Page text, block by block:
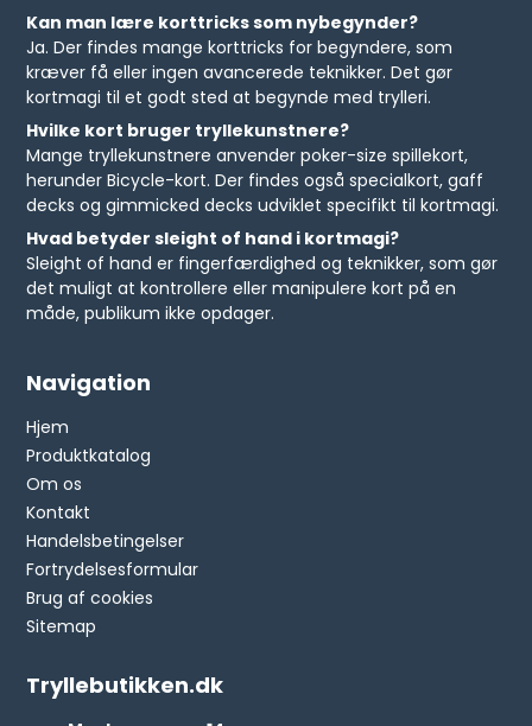
Kan man lære korttricks som nybegynder?
Ja. Der findes mange korttricks for begyndere, som
kræver få eller ingen avancerede teknikker. Det gør
kortmagi til et godt sted at begynde med trylleri.
Hvilke kort bruger tryllekunstnere?
Mange tryllekunstnere anvender poker-size spillekort,
herunderBicycle-kort. Der findes også specialkort, gaff
decks og gimmicked decks udviklet specifikt til kortmagi.
Hvad betyder sleight of hand i kortmagi?
Sleight of hand er fingerfærdighed og teknikker, som gør
det muligt at kontrollere eller manipulere kort på en
måde, publikum ikke opdager.
Navigation
Hjem
Produktkatalog
Om os
Kontakt
Handelsbetingelser
Fortrydelsesformular
Brug af cookies
Sitemap
Tryllebutikken.dk